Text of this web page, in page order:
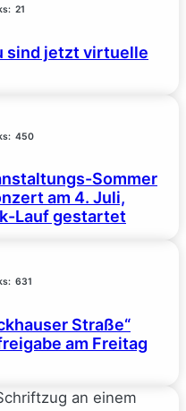
21
sind jetzt virtuelle
450
Sommer
am 4. Juli,
Lauf gestartet
631
Straße“
am Freitag